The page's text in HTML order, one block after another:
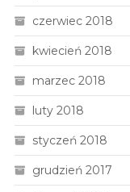
czerwiec 2018
kwiecień 2018
marzec 2018
luty 2018
styczeń 2018
grudzień 2017